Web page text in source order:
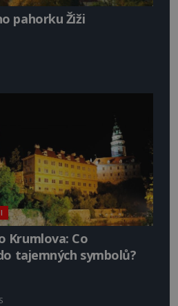
pahorku Žiži
Krumlova: Co
tajemných symbolů?